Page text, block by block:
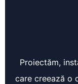
Proiectăm,
care creează o